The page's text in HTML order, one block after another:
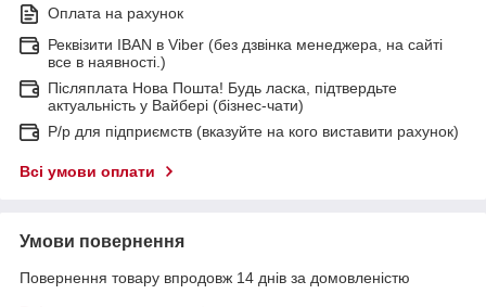
Оплата на рахунок
Реквізити IBAN в Viber (без дзвінка менеджера, на сайті
все в наявності.)
Післяплата Нова Пошта! Будь ласка, підтвердьте
актуальність у Вайбері (бізнес-чати)
Р/р для підприємств (вказуйте на кого виставити рахунок)
Всі умови оплати
Умови повернення
Повернення товару впродовж 14 днів за домовленістю